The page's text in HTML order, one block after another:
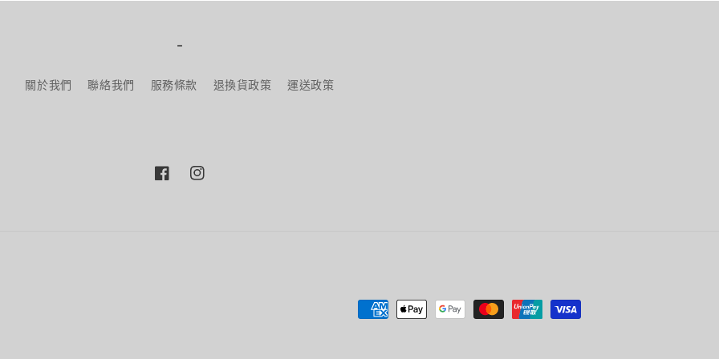
-
關於我們 聯絡我們 服務條款 退換貨政策 運送政策
FacebookInstagram